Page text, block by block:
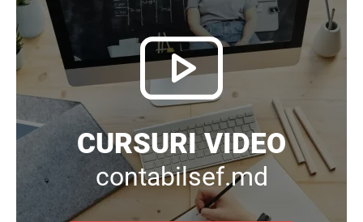
CURSURI VIDEO
contabilsef.md